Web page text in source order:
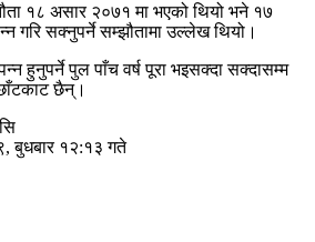
१८ असार २०७१ मा भएको थियो भने १७
गरि सक्नुपर्ने सम्झौतामा उल्लेख थियो।
हुनुपर्ने पुल पाँच वर्ष पूरा भइसक्दा सक्दासम्म
छैन्।
बुधबार १२:१३ गते